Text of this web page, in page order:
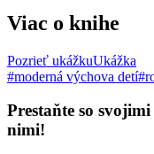
Viac o knihe
Pozrieť ukážkuUkážka
#moderná výchova detí
Prestaňte so
nimi!